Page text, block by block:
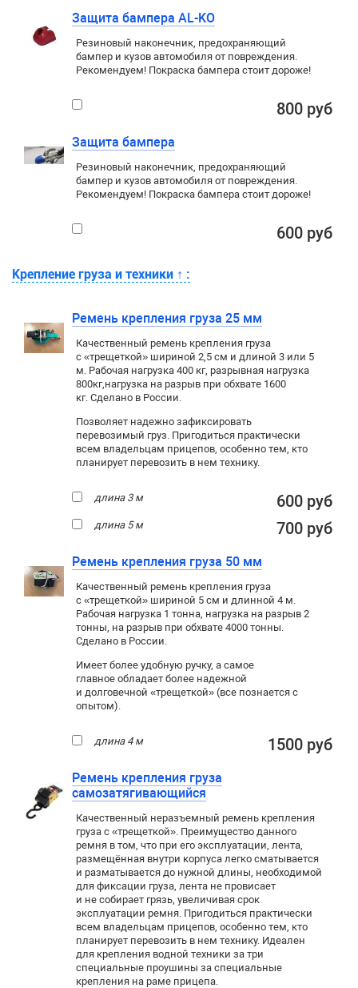
Защита бампера AL-KO
Резиновый наконечник, предохраняющий
бампер и кузов автомобиля от повреждения.
Рекомендуем! Покраска бампера стоит дороже!
800 руб
Защита бампера
Резиновый наконечник, предохраняющий
бампер и кузов автомобиля от повреждения.
Рекомендуем! Покраска бампера стоит дороже!
600 руб
Крепление груза и техники ↑ :
Ремень крепления груза 25 мм
Качественный ремень крепления груза
с «трещеткой» шириной 2,5 см и длиной 3 или 5
м. Рабочая нагрузка 400 кг, разрывная нагрузка
800кг,нагрузка на разрыв при обхвате 1600
кг. Сделано в России.
Позволяет надежно зафиксировать
перевозимый груз. Пригодиться практически
всем владельцам прицепов, особенно тем, кто
планирует перевозить в нем технику.
длина 3 м 600 руб
длина 5 м 700 руб
Ремень крепления груза 50 мм
Качественный ремень крепления груза
с «трещеткой» шириной 5 см и длинной 4 м.
Рабочая нагрузка 1 тонна, нагрузка на разрыв 2
тонны, на разрыв при обхвате 4000 тонны.
Сделано в России.
Имеет более удобную ручку, а самое
главное обладает более надежной
и долговечной «трещеткой» (все познается с
опытом).
длина 4 м 1500 руб
Ремень крепления груза
самозатягивающийся
Качественный неразъемный ремень крепления
груза с «трещеткой». Преимущество данного
ремня в том, что при его эксплуатации, лента,
размещённая внутри корпуса легко сматывается
и разматывается до нужной длины, необходимой
для фиксации груза, лента не провисает
и не собирает грязь, увеличивая срок
эксплуатации ремня. Пригодиться практически
всем владельцам прицепов, особенно тем, кто
планирует перевозить в нем технику. Идеален
для крепления водной техники за три
специальные проушины за специальные
крепления на раме прицепа.